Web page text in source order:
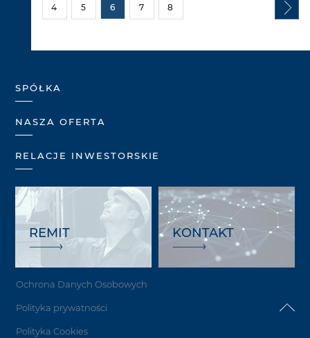
4 5 6 7 8
SPÓŁKA
NASZA OFERTA
RELACJE INWESTORSKIE
REMIT KONTAKT
Ochrona Danych Osobowych
Polityka prywatności
Polityka Cookies